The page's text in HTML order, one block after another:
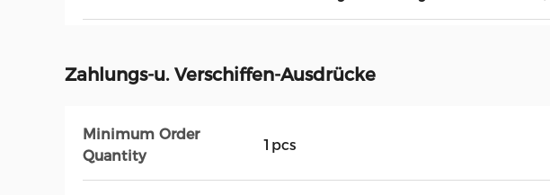
Zahlungs-u. Verschiffen-Ausdrücke
Minimum Order
Quantity
1pcs